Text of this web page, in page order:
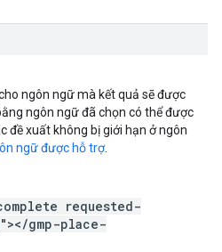
ngôn ngữ mà kết quả sẽ được
ngôn ngữ đã chọn có thể được
đề xuất không bị giới hạn ở ngôn
ngữ được hỗ trợ.
requested-
gmp-place-